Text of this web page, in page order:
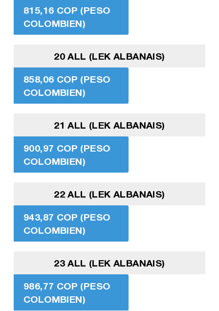
815,16 COP (PESO
COLOMBIEN)
20 ALL (LEK ALBANAIS)
858,06 COP (PESO
COLOMBIEN)
21 ALL (LEK ALBANAIS)
900,97 COP (PESO
COLOMBIEN)
22 ALL (LEK ALBANAIS)
943,87 COP (PESO
COLOMBIEN)
23 ALL (LEK ALBANAIS)
986,77 COP (PESO
COLOMBIEN)